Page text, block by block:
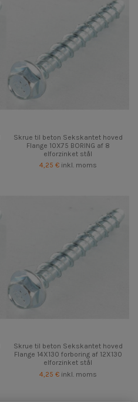
Skrue til beton Sekskantet hoved
Flange 10X75 BORING af 8
elforzinket stål
4,25 € inkl. moms
Skrue til beton Sekskantet hoved
Flange 14X130 forboring af 12X130
elforzinket stål
4,25 € inkl. moms